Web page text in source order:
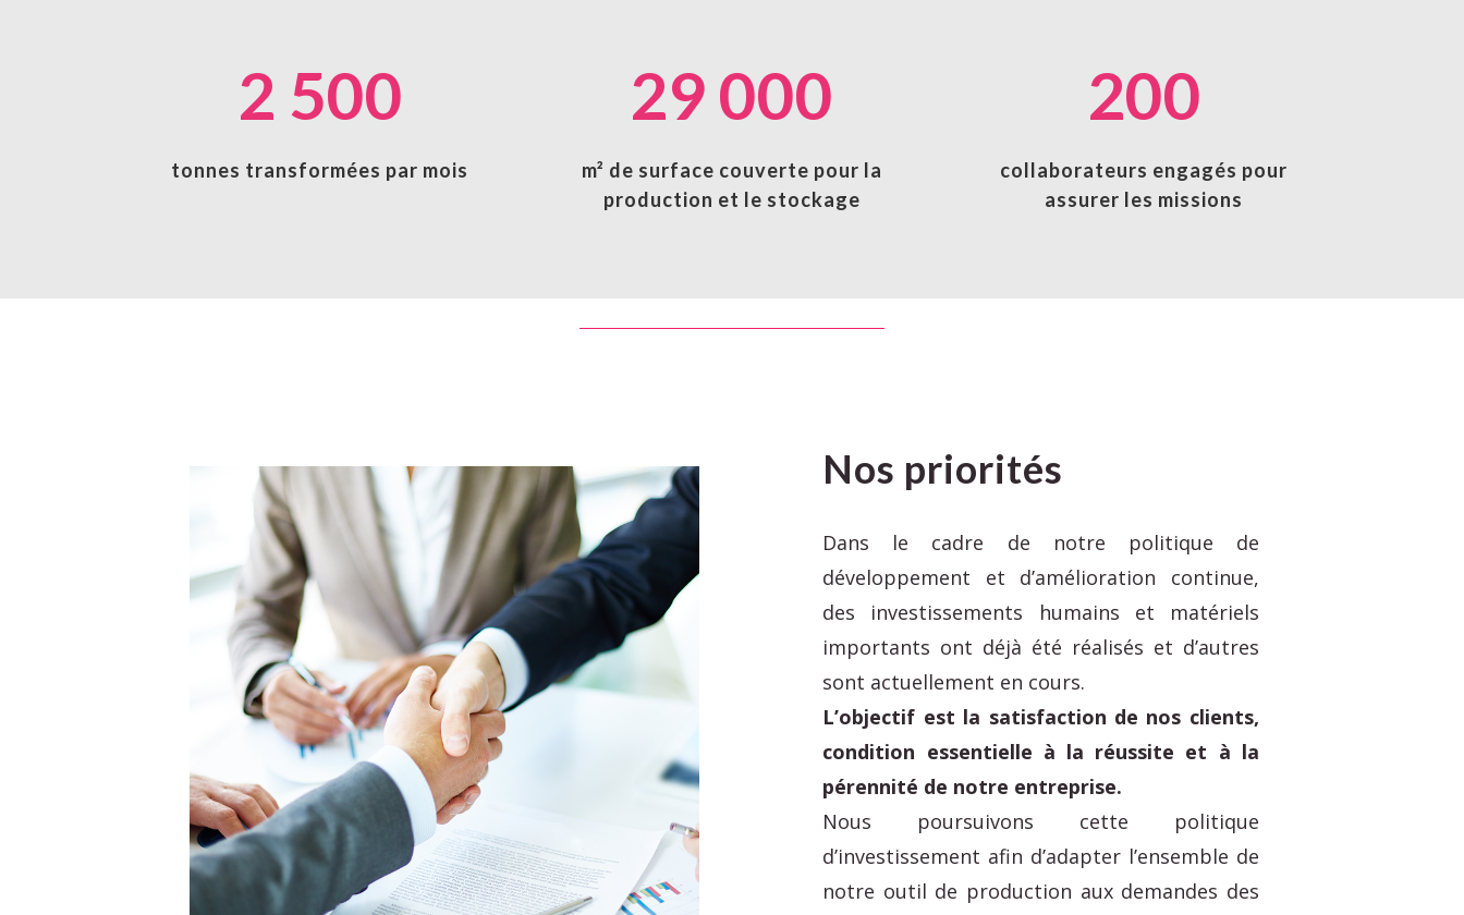
2 500
tonnes transformées par mois
29 000
m² de surface couverte pour la
production et le stockage
200
collaborateurs engagés pour
assurer les missions
Nos priorités
Dans le cadre de notre politique de
développement et d’amélioration continue,
des investissements humains et matériels
importants ont déjà été réalisés et d’autres
sont actuellement en cours.
L’objectif est la satisfaction de nos clients,
condition essentielle à la réussite et à la
pérennité de notre entreprise.
Nous poursuivons cette politique
d’investissement afin d’adapter l’ensemble de
notre outil de production aux demandes des